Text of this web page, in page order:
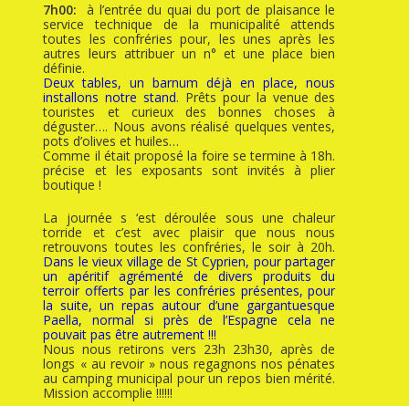
7h00: à l’entrée du quai du port de plaisance le
service technique de la municipalité attends
toutes les confréries pour, les unes après les
autres leurs attribuer un n° et une place bien
définie.
Deux tables, un barnum déjà en place, nous
installons notre stand. Prêts pour la venue des
touristes et curieux des bonnes choses à
déguster…. Nous avons réalisé quelques ventes,
pots d’olives et huiles…
Comme il était proposé la foire se termine à 18h.
précise et les exposants sont invités à plier
boutique !
La journée s ‘est déroulée sous une chaleur
torride et c’est avec plaisir que nous nous
retrouvons toutes les confréries, le soir à 20h.
Dans le vieux village de St Cyprien, pour partager
un apéritif agrémenté de divers produits du
terroir offerts par les confréries présentes, pour
la suite, un repas autour d’une gargantuesque
Paella, normal si près de l’Espagne cela ne
pouvait pas être autrement !!!
Nous nous retirons vers 23h 23h30, après de
longs « au revoir » nous regagnons nos pénates
au camping municipal pour un repos bien mérité.
Mission accomplie !!!!!!